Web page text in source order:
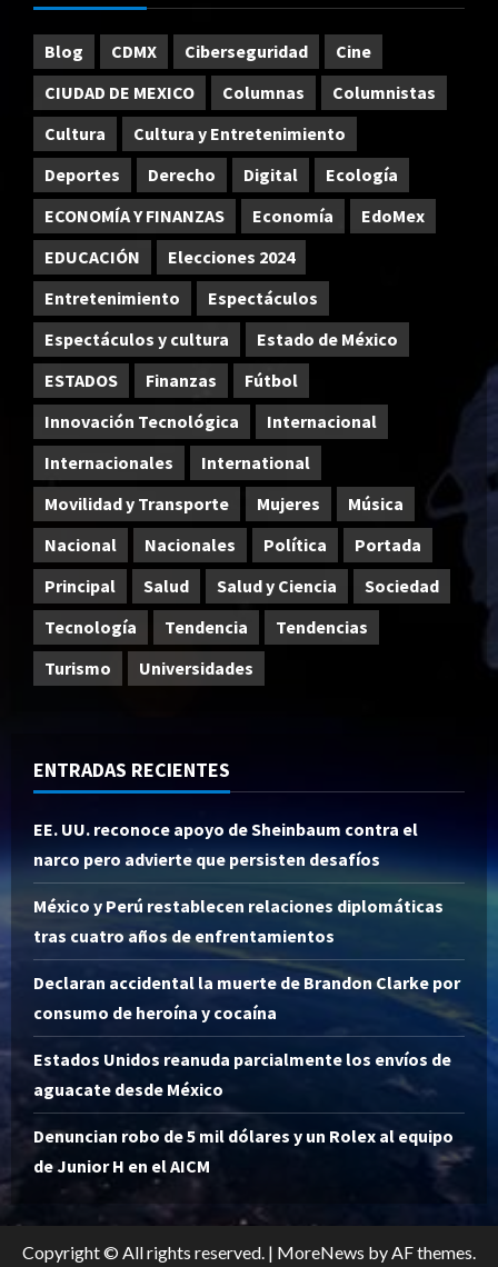
Blog CDMX Ciberseguridad
Cine
CIUDAD DE MEXICO
Columnas
Columnistas
Cultura
Cultura y Entretenimiento
Deportes
Derecho Digital
Ecología
ECONOMÍA Y FINANZAS
Economía
EdoMex
EDUCACIÓN
Elecciones 2024
Entretenimiento
Espectáculos
Espectáculos y cultura
Estado de México
ESTADOS
Finanzas
Fútbol
Innovación Tecnológica
Internacional
Internacionales
International
Movilidad y Transporte
Mujeres
Música
Nacional
Nacionales Política
Portada
Principal
Salud Salud y Ciencia
Sociedad
Tecnología
Tendencia
Tendencias
Turismo
Universidades
ENTRADAS RECIENTES
EE. UU. reconoce apoyo de Sheinbaum contra el
narco pero advierte que persisten desafíos
México y Perú restablecen relaciones diplomáticas
tras cuatro años de enfrentamientos
Declaran accidental la muerte de Brandon Clarke por
consumo de heroína y cocaína
Estados Unidos reanuda parcialmente los envíos de
aguacate desde México
Denuncian robo de 5 mil dólares y un Rolex al equipo
de Junior H en el AICM
Copyright © All rights reserved. | MoreNews by AF themes.